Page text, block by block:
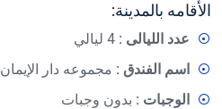
الأقامه بالمدينة:
عدد الليالى : 4 ليالي
اسم الفندق : مجموعه دار الإيمان
الوجبات : بدون وجبات